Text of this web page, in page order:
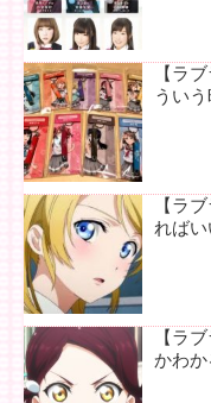
【ラ
うい
【ラ
ればい
【ラ
かわか